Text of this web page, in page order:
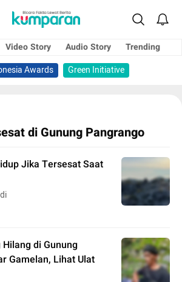
Video Story Audio Story
Trending
Awards
Green Initiative
di Gunung Pangrango
Jika Tersesat Saat
di Gunung
Gamelan, Lihat Ulat